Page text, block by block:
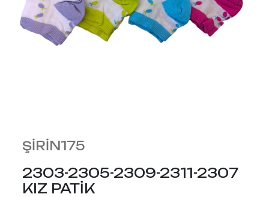
ŞİRİN175
2303-2305-2309-2311-2307
KIZ PATİK